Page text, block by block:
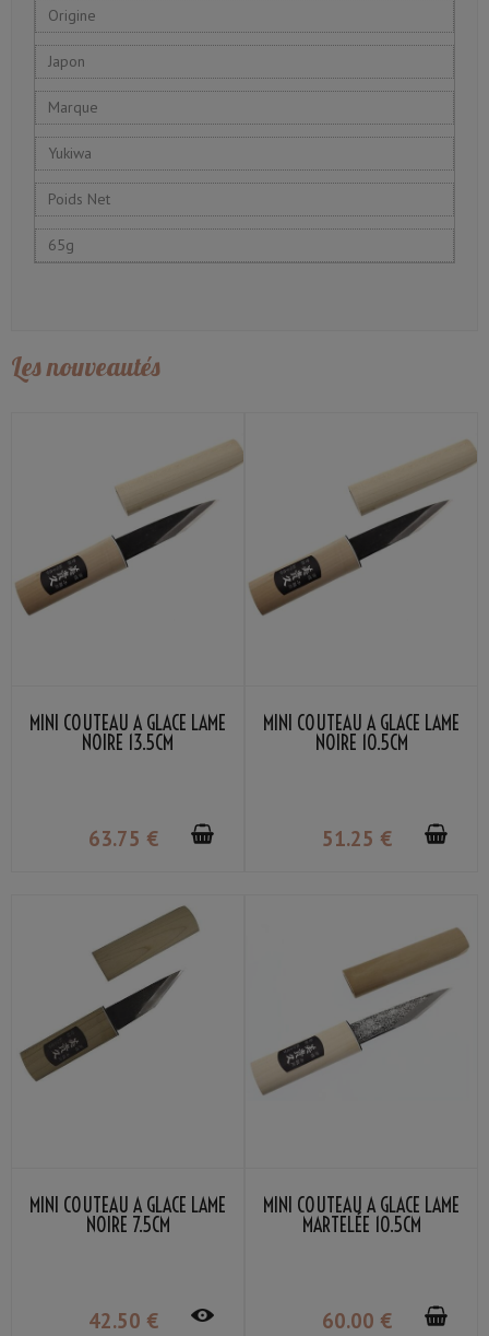
Origine
Japon
Marque
Yukiwa
Poids Net
65g
Les nouveautés
MINI COUTEAU À GLACE LAME
NOIRE 13.5CM
63.75 €
MINI COUTEAU À GLACE LAME
NOIRE 10.5CM
51.25 €
MINI COUTEAU À GLACE LAME
NOIRE 7.5CM
42.50 €
MINI COUTEAU À GLACE LAME
MARTELÉE 10.5CM
60.00 €